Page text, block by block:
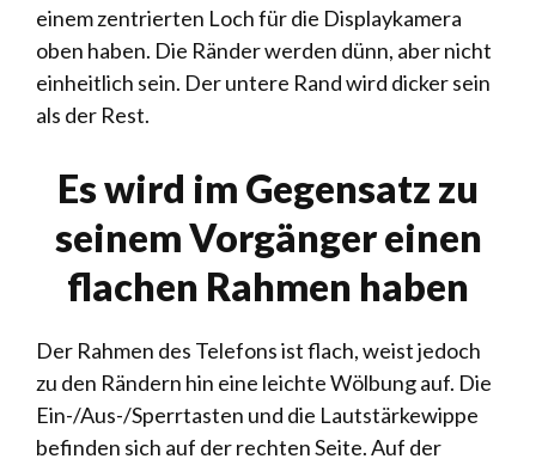
einem zentrierten Loch für die Displaykamera
oben haben. Die Ränder werden dünn, aber nicht
einheitlich sein. Der untere Rand wird dicker sein
als der Rest.
Es wird im Gegensatz zu
seinem Vorgänger einen
flachen Rahmen haben
Der Rahmen des Telefons ist flach, weist jedoch
zu den Rändern hin eine leichte Wölbung auf. Die
Ein-/Aus-/Sperrtasten und die Lautstärkewippe
befinden sich auf der rechten Seite. Auf der